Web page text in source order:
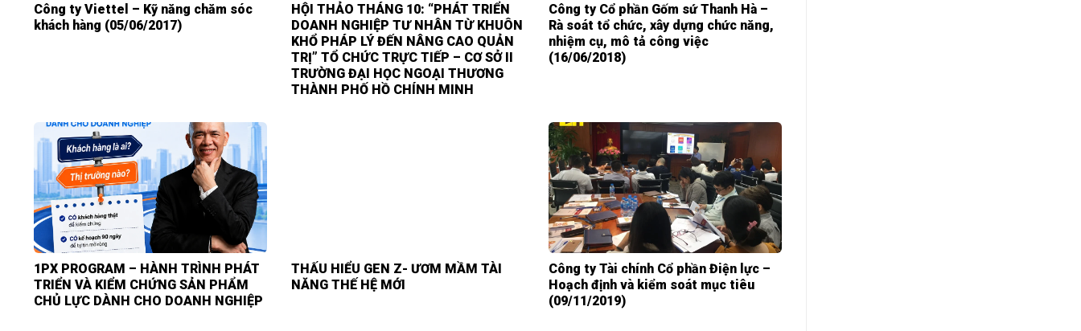
Công ty Viettel – Kỹ năng chăm sóc
khách hàng (05/06/2017)
HỘI THẢO THÁNG 10: “PHÁT TRIỂN
DOANH NGHIỆP TƯ NHÂN TỪ KHUÔN
KHỔ PHÁP LÝ ĐẾN NÂNG CAO QUẢN
TRỊ” TỔ CHỨC TRỰC TIẾP – CƠ SỞ II
TRƯỜNG ĐẠI HỌC NGOẠI THƯƠNG
THÀNH PHỐ HỒ CHÍNH MINH
Công ty Cổ phần Gốm sứ Thanh Hà –
Rà soát tổ chức, xây dựng chức năng,
nhiệm cụ, mô tả công việc
(16/06/2018)
1PX PROGRAM – HÀNH TRÌNH PHÁT
TRIỂN VÀ KIỂM CHỨNG SẢN PHẨM
CHỦ LỰC DÀNH CHO DOANH NGHIỆP
THẤU HIỂU GEN Z- ƯƠM MẦM TÀI
NĂNG THẾ HỆ MỚI
Công ty Tài chính Cổ phần Điện lực –
Hoạch định và kiểm soát mục tiêu
(09/11/2019)